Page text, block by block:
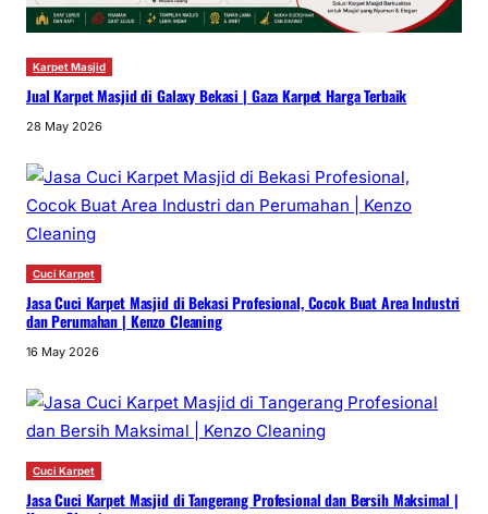
Karpet Masjid
Jual Karpet Masjid di Galaxy Bekasi | Gaza Karpet Harga Terbaik
28 May 2026
Cuci Karpet
Jasa Cuci Karpet Masjid di Bekasi Profesional, Cocok Buat Area Industri
dan Perumahan | Kenzo Cleaning
16 May 2026
Cuci Karpet
Jasa Cuci Karpet Masjid di Tangerang Profesional dan Bersih Maksimal |